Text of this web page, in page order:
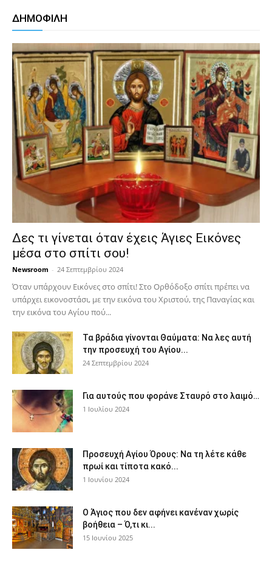
ΔΗΜΟΦΙΛΗ
Δες τι γίνεται όταν έχεις Άγιες Εικόνες
μέσα στο σπίτι σου!
Newsroom - 24 Σεπτεμβρίου 2024
Όταν υπάρχουν Εικόνες στο σπίτι! Στο Ορθόδοξο σπίτι πρέπει να
υπάρχει εικονοστάσι, με την εικόνα του Χριστού, της Παν­αγίας και
την εικόνα του Αγίου πού...
Τα βράδια γίνονται Θαύματα: Να λες αυτή
την προσευχή του Αγίου...
24 Σεπτεμβρίου 2024
Για αυτούς που φοράνε Σταυρό στο λαιμό…
1 Ιουλίου 2024
Προσευχή Αγίου Όρους: Να τη λέτε κάθε
πρωί και τίποτα κακό...
1 Ιουνίου 2024
Ο Άγιος που δεν αφήνει κανέναν χωρίς
βοήθεια – Ό,τι κι...
15 Ιουνίου 2025